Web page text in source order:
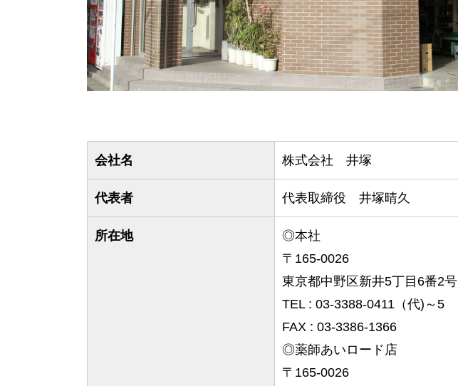
会社名 株式会社 井塚
代表者 代表取締役 井塚晴久
所在地
◎本社
〒165-0026
東京都中野区新井5丁目6番2号
TEL : 03-3388-0411（代)～5
FAX : 03-3386-1366
◎薬師あいロード店
〒165-0026